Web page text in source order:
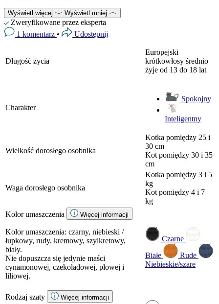
Wyświetl więcej Wyświetl mniej
Zweryfikowane przez eksperta
1 komentarz • Udostępnij
Długość życia
Europejski
krótkowłosy średnio
żyje od 13 do 18 lat
Charakter
Spokojny
Inteligentny
Wielkość dorosłego osobnika
Kotka pomiędzy 25 i
30 cm
Kot pomiędzy 30 i 35
cm
Waga dorosłego osobnika
Kotka pomiędzy 3 i 5
kg
Kot pomiędzy 4 i 7
kg
Kolor umaszczenia
Więcej informacji
Kolor umaszczenia: czarny, niebieski /
łupkowy, rudy, kremowy, szylkretowy,
biały.
Nie dopuszcza się jedynie maści
cynamonowej, czekoladowej, płowej i
liliowej.
Czarne
Białe
Rude
Niebieskie/szare
Rodzaj szaty Więcej informacji